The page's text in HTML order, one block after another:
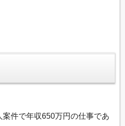
件で年収650万円の仕事であ